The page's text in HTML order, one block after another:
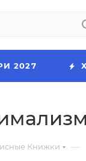
2027
Книжки —